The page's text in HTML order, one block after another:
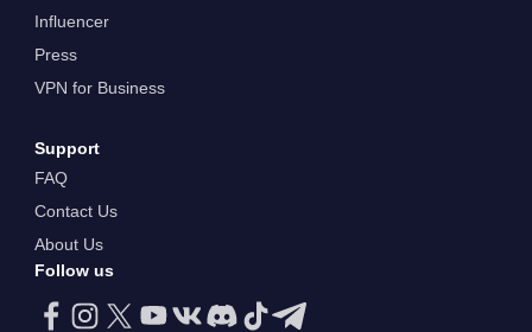
Influencer
Press
VPN for Business
Support
FAQ
Contact Us
About Us
Follow us